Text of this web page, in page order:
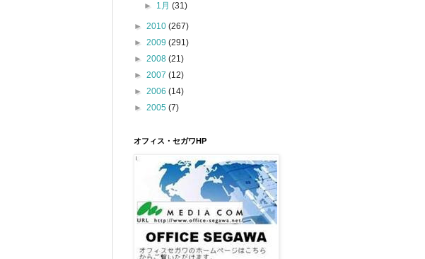
► 1月(31)
► 2010 (267)
► 2009 (291)
► 2008 (21)
► 2007 (12)
► 2006 (14)
► 2005 (7)
オフィス・セガワHP